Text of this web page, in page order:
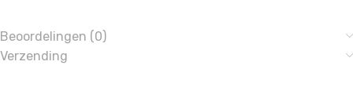
Beoordelingen (0)
Verzending